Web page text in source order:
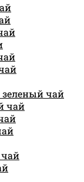
чай
чай